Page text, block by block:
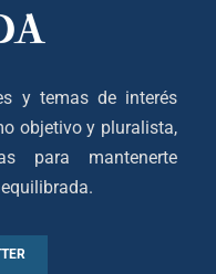
y temas de interés
objetivo y pluralista,
para mantenerte